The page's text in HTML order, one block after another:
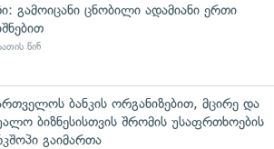
გამოიცანი ცნობილი ადამიანი ერთი
წინ
ბანკის ორგანიზებით, მცირე და
ბიზნესისთვის შრომის უსაფრთხოების
გაიმართა